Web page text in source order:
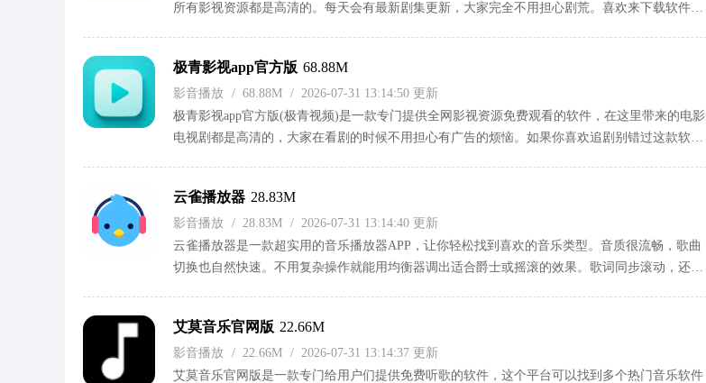
所有影视资源都是高清的。每天会有最新剧集更新，大家完全不用担心剧荒。喜欢来下载软件体
极青影视app官方版 68.88M
影音播放 / 68.88M / 2026-07-31 13:14:50 更新
极青影视app官方版(极青视频)是一款专门提供全网影视资源免费观看的软件，在这里带来的电影
电视剧都是高清的，大家在看剧的时候不用担心有广告的烦恼。如果你喜欢追剧别错过这款软件
云雀播放器 28.83M
影音播放 / 28.83M / 2026-07-31 13:14:40 更新
云雀播放器是一款超实用的音乐播放器APP，让你轻松找到喜欢的音乐类型。音质很流畅，歌曲
切换也自然快速。不用复杂操作就能用均衡器调出适合爵士或摇滚的效果。歌词同步滚动，还能
艾莫音乐官网版 22.66M
影音播放 / 22.66M / 2026-07-31 13:14:37 更新
艾莫音乐官网版是一款专门给用户们提供免费听歌的软件，这个平台可以找到多个热门音乐软件